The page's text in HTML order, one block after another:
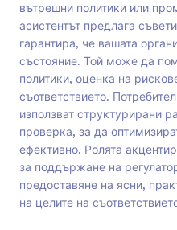
вътрешни политики или
асистентът предлага
гарантира, че вашата
състояние. Той може да
политики, оценка на
съответствието.
използват структурирани
проверка, за да
ефективно. Ролята
за поддържане на
предоставяне на ясни,
на целите на